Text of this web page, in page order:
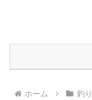
ホーム 釣り